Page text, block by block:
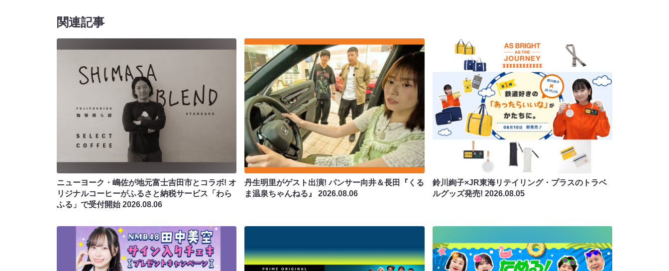
関連記事
ニューヨーク・嶋佐が地元富士吉田市とコラボ! オ
リジナルコーヒーがふるさと納税サービス「わら
ふる」で受付開始2026.08.06
丹生明里がゲスト出演! パンサー向井＆長田『くる
ま温泉ちゃんねる』2026.08.06
鈴川絢子×JR東海リテイリング・プラスのトラベ
ルグッズ発売! 2026.08.05